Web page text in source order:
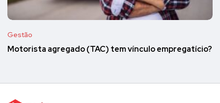
Gestão
Motorista agregado (TAC) tem vínculo empregatício?